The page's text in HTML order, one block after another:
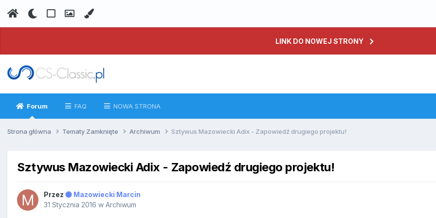
LINK DO NOWEJ STRONY
Forum FAQ NOWA STRONA
Strona główna Tematy Zamknięte Archiwum Sztywus Mazowiecki Adix - Zapowiedź drugiego projektu!
Sztywus Mazowiecki Adix - Zapowiedź drugiego projektu!
Przez
Mazowiecki Marcin
31 Stycznia 2016 w Archiwum